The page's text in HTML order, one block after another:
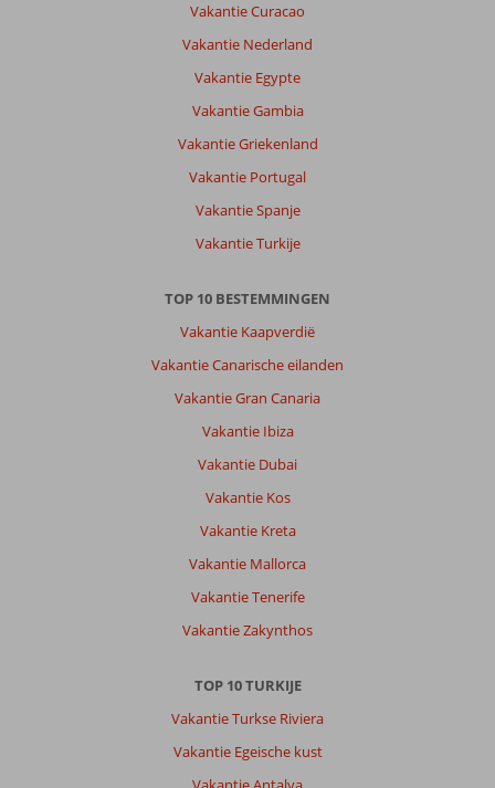
Vakantie Curacao
Vakantie Nederland
Vakantie Egypte
Vakantie Gambia
Vakantie Griekenland
Vakantie Portugal
Vakantie Spanje
Vakantie Turkije
TOP 10 BESTEMMINGEN
Vakantie Kaapverdië
Vakantie Canarische eilanden
Vakantie Gran Canaria
Vakantie Ibiza
Vakantie Dubai
Vakantie Kos
Vakantie Kreta
Vakantie Mallorca
Vakantie Tenerife
Vakantie Zakynthos
TOP 10 TURKIJE
Vakantie Turkse Riviera
Vakantie Egeische kust